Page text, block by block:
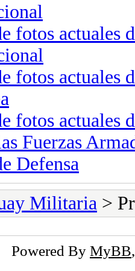
fotos actuales
fotos actuales
fotos actuales
Fuerzas
Defensa
Militaria >
Powered By MyBB